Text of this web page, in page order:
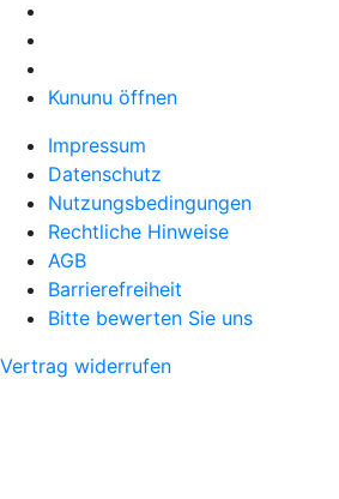
Kununu öffnen
Impressum
Datenschutz
Nutzungsbedingungen
Rechtliche Hinweise
AGB
Barrierefreiheit
Bitte bewerten Sie uns
Vertrag widerrufen